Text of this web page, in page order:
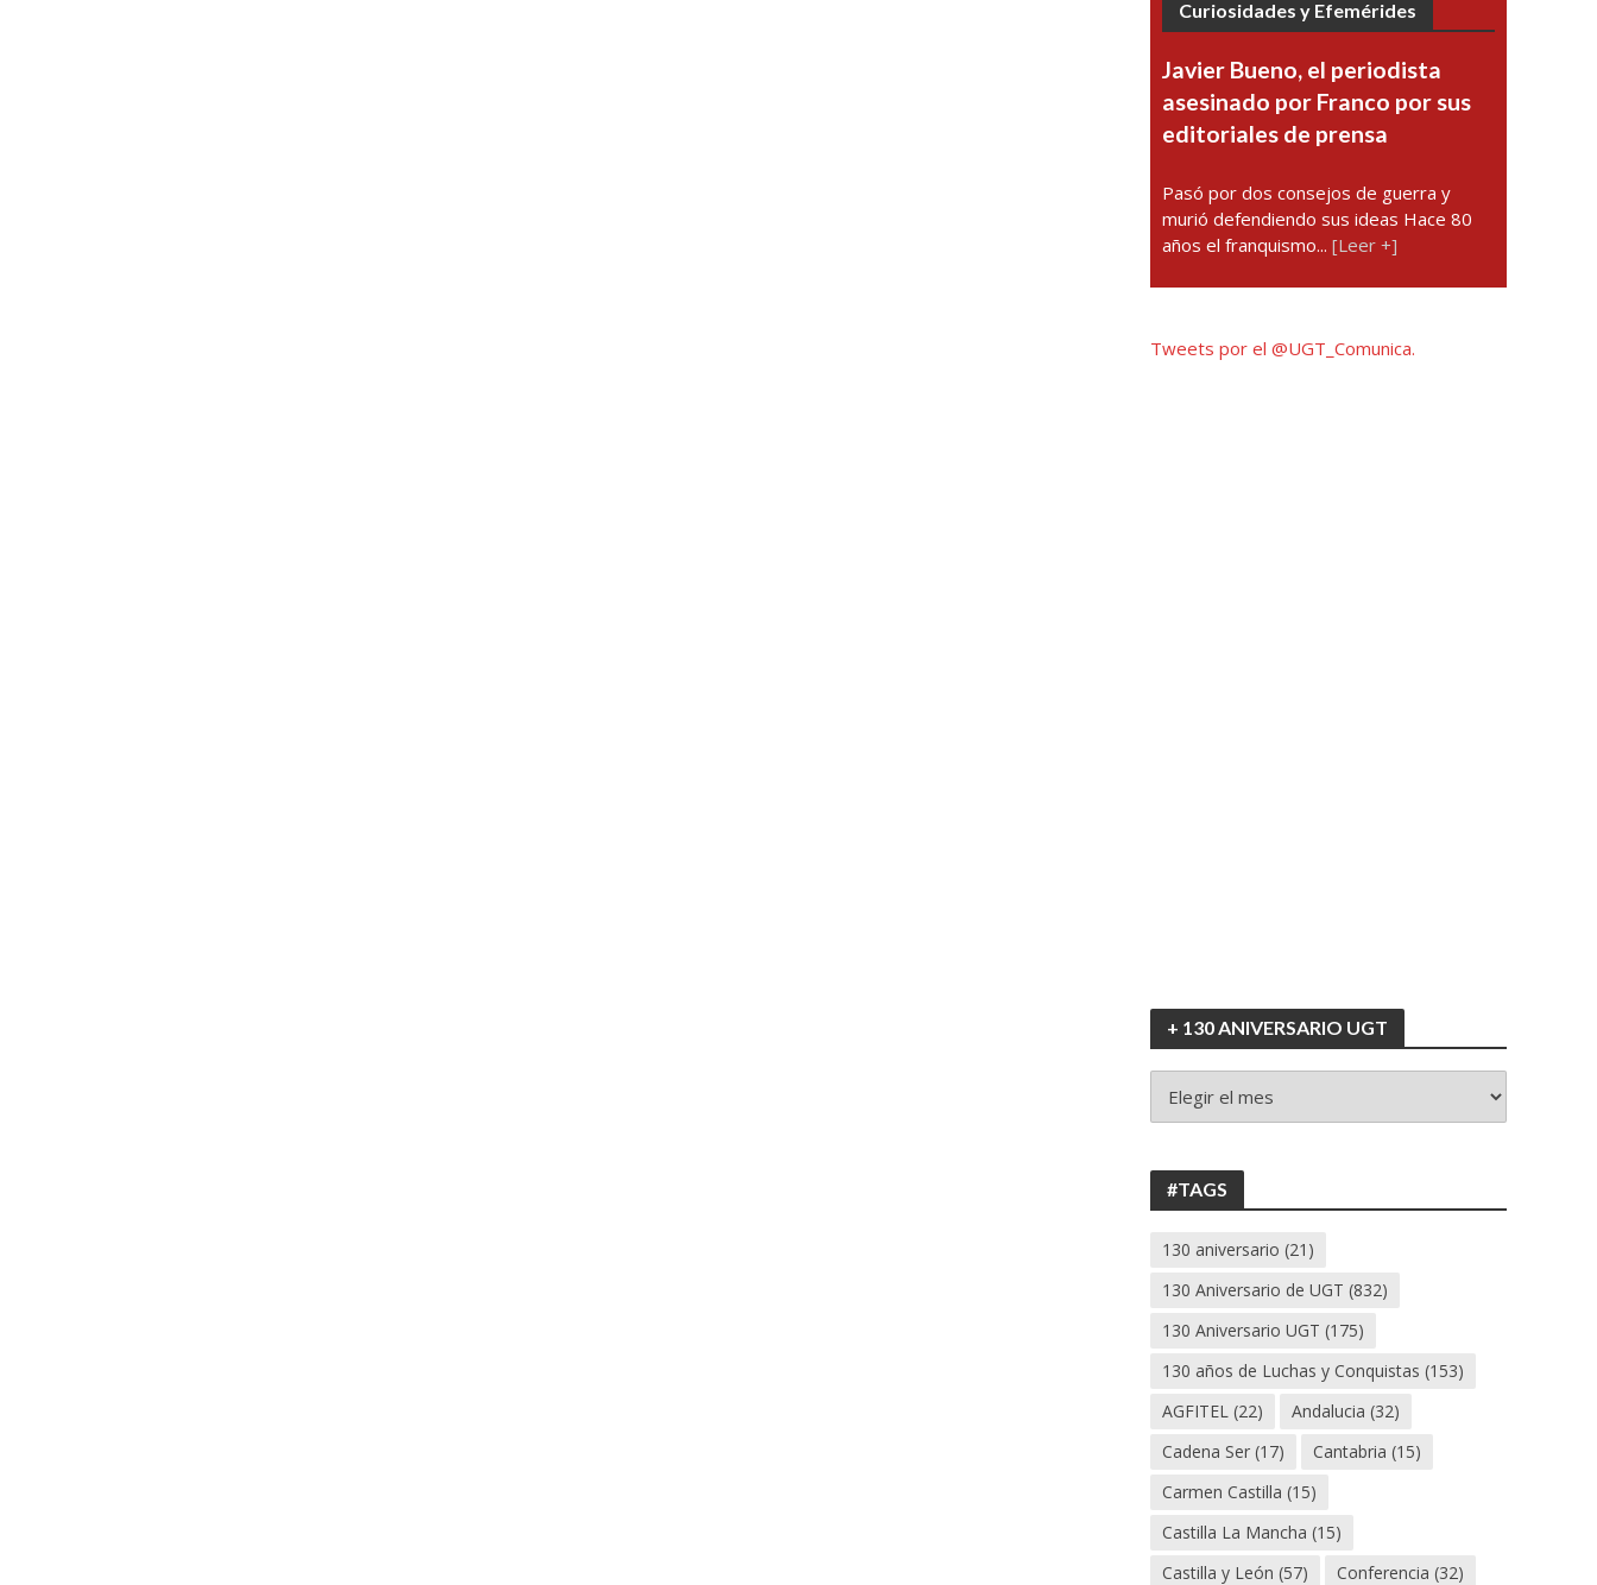
Curiosidades y Efemérides
Javier Bueno, el periodista
asesinado por Franco por sus
editoriales de prensa
Pasó por dos consejos de guerra y
murió defendiendo sus ideas Hace 80
años el franquismo...[Leer +]
Tweets por el @UGT_Comunica.
+ 130 ANIVERSARIO UGT
130
#TAGS
130 aniversario (21)
130 Aniversario de UGT (832)
130 Aniversario UGT (175)
130 años de Luchas y Conquistas (153)
AGFITEL (22) Andalucia (32)
Cadena Ser (17) Cantabria (15)
Carmen Castilla (15)
Castilla La Mancha (15)
Castilla y León (57) Conferencia (32)